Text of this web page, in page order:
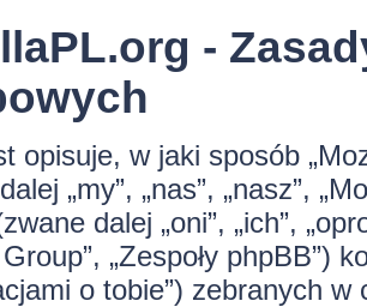
-
opisuje, w jaki sposób
„my”, „nas”, „nasz”,
dalej „oni”, „ich”,
„Zespoły phpBB”)
o tobie”) zebranych